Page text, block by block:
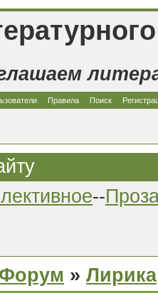
Правила Поиск
--
Форум » Лирика